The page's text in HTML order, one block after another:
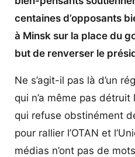
centaines d’opposants
à Minsk sur la place du
but de renverser le
Ne s’agit-il pas là d’un
qui n’a même pas
qui refuse obstinément
pour rallier l’OTAN et
médias n’ont pas de